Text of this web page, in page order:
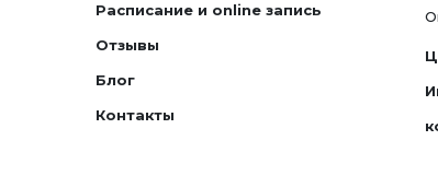
Расписание и online запись
Отзывы
Блог
Контакты